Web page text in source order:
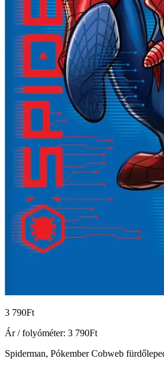
3 790Ft
Ár / folyóméter: 3 790Ft
Spiderman, Pókember Cobweb